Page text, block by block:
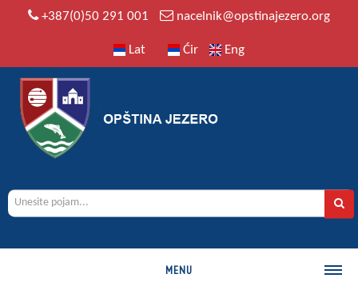
+387(0)50 291 001 nacelnik@opstinajezero.org
Lat Ćir Eng
MENU